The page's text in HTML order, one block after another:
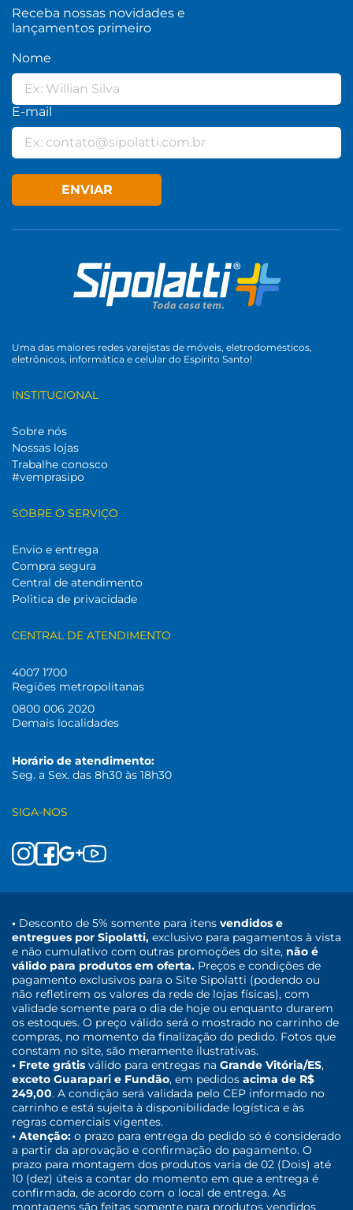
Receba nossas novidades e
lançamentos primeiro
Nome
E-mail
ENVIAR
Uma das maiores redes varejistas de móveis, eletrodomésticos,
eletrônicos, informática e celular do Espírito Santo!
INSTITUCIONAL
Sobre nós
Nossas lojas
Trabalhe conosco
#vemprasipo
SOBRE O SERVIÇO
Envio e entrega
Compra segura
Central de atendimento
Politica de privacidade
CENTRAL DE ATENDIMENTO
4007 1700
Regiões metropolitanas
0800 006 2020
Demais localidades
Horário de atendimento:
Seg. a Sex. das 8h30 às 18h30
SIGA-NOS
• Desconto de 5% somente para itens vendidos e
entregues por Sipolatti, exclusivo para pagamentos à vista
e não cumulativo com outras promoções do site, não é
válido para produtos em oferta. Preços e condições de
pagamento exclusivos para o Site Sipolatti (podendo ou
não refletirem os valores da rede de lojas físicas), com
validade somente para o dia de hoje ou enquanto durarem
os estoques. O preço válido será o mostrado no carrinho de
compras, no momento da finalização do pedido. Fotos que
constam no site, são meramente ilustrativas.
• Frete grátis válido para entregas na Grande Vitória/ES,
exceto Guarapari e Fundão, em pedidos acima de R$
249,00. A condição será validada pelo CEP informado no
carrinho e está sujeita à disponibilidade logística e às
regras comerciais vigentes.
• Atenção: o prazo para entrega do pedido só é considerado
a partir da aprovação e confirmação do pagamento. O
prazo para montagem dos produtos varia de 02 (Dois) até
10 (dez) úteis a contar do momento em que a entrega é
confirmada, de acordo com o local de entrega. As
montagens são feitas somente para produtos vendidos